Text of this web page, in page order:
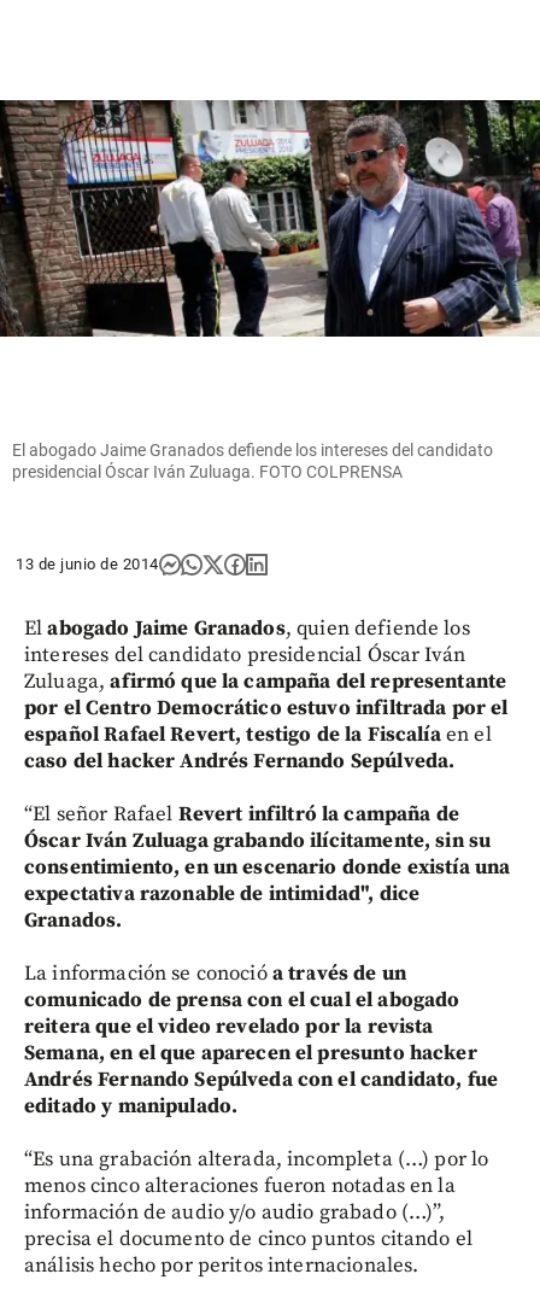
El abogado Jaime Granados defiende los intereses del candidato
presidencial Óscar Iván Zuluaga. FOTO COLPRENSA
13 de junio de 2014
Elabogado Jaime Granados, quien defiende los
intereses del candidato presidencial Óscar Iván
Zuluaga,afirmó que la campaña del representante
por el Centro Democrático estuvo infiltrada por el
español Rafael Revert, testigo de la Fiscalíaen el
caso del hacker Andrés Fernando Sepúlveda.
“El señor Rafael Revert infiltró la campaña de
Óscar Iván Zuluaga grabando ilícitamente, sin su
consentimiento, en un escenario donde existía una
expectativa razonable de intimidad", dice
Granados.
La información se conocióa través de un
comunicado de prensa con el cual el abogado
reitera que el video revelado por la revista
Semana, en el que aparecen el presunto hacker
Andrés Fernando Sepúlveda con el candidato, fue
editado y manipulado.
“Es una grabación alterada, incompleta (…) por lo
menos cinco alteraciones fueron notadas en la
información de audio y/o audio grabado (…)”,
precisa el documento de cinco puntos citando el
análisis hecho por peritos internacionales.